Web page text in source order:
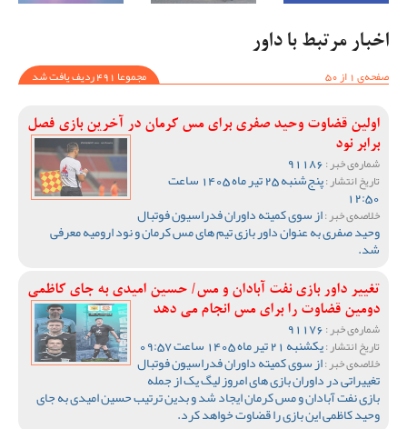
اخبار مرتبط با داور
صفحه‌ی 1 از 50
مجموعا 491 ردیف یافت شد
اولین قضاوت وحید صفری برای مس کرمان در آخرین بازی فصل
برابر نود
شماره‌ی خبر :
تاریخ انتشار : پنج‌شنبه 25 تیر ماه 1405 ساعت
12:50
خلاصه‌ی خبر :از سوی کمیته داوران فدراسیون فوتبال
وحید صفری به عنوان داور بازی تیم های مس کرمان و نود ارومیه معرفی
شد.
تغییر داور بازی نفت آبادان و مس/ حسین امیدی به جای کاظمی
دومین قضاوت را برای مس انجام می دهد
شماره‌ی خبر :
تاریخ انتشار :یکشنبه 21 تیر ماه 1405 ساعت 09:57
خلاصه‌ی خبر :از سوی کمیته داوران فدراسیون فوتبال
تغییراتی در داوران بازی های امروز لیگ یک از جمله
بازی نفت آبادان و مس کرمان ایجاد شد و بدین ترتیب حسین امیدی به جای
وحید کاظمی این بازی را قضاوت خواهد کرد.